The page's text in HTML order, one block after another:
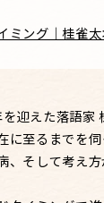
ミング｜桂雀
迎えた落語家
に至るまでを伺
、そして考え